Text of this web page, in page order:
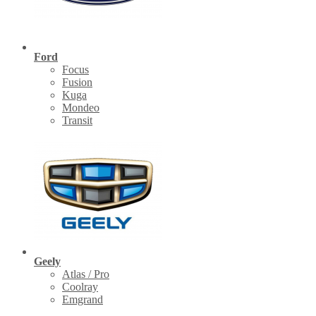
Ford
Focus
Fusion
Kuga
Mondeo
Transit
Geely
Atlas / Pro
Coolray
Emgrand